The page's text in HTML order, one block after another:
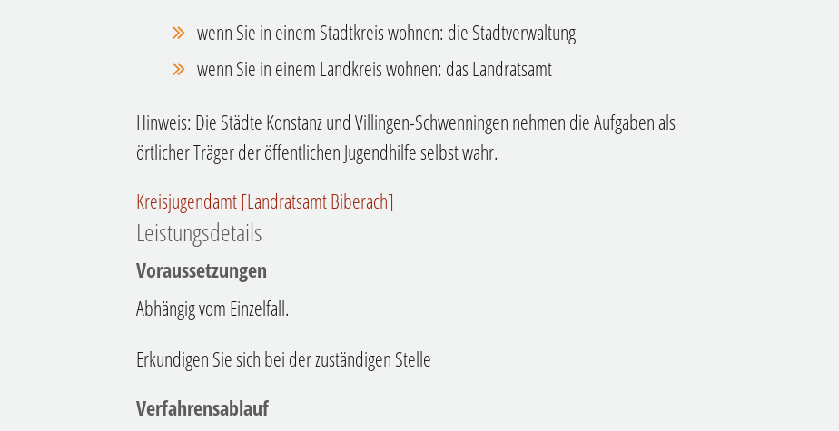
wenn Sie in einem Stadtkreis wohnen: die Stadtverwaltung
wenn Sie in einem Landkreis wohnen: das Landratsamt
Hinweis: Die Städte Konstanz und Villingen-Schwenningen nehmen die Aufgaben als
örtlicher Träger der öffentlichen Jugendhilfe selbst wahr.
Kreisjugendamt [Landratsamt Biberach]
Leistungsdetails
Voraussetzungen
Abhängig vom Einzelfall.
Erkundigen Sie sich bei der zuständigen Stelle
Verfahrensablauf